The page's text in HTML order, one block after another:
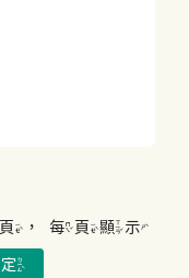
頁，每頁顯示